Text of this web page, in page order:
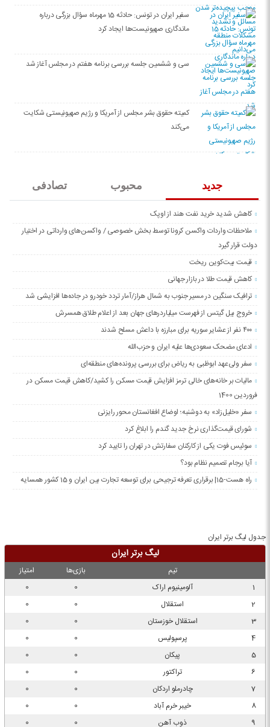
سفیر ایران در تونس: حادثه 15 مهرماه سؤال بزرگی درباره
ماندگاری صهیونیست‌ها ایجاد کرد
سی‌ و ششمین جلسه بررسی برنامه هفتم در مجلس آغاز شد
کمیته حقوق بشر مجلس از آمریکا و رژیم صهیونیستی شکایت
می‌کند
جدید محبوب تصادفی
کاهش شدید خرید نفت هند از اوپک
ملاحظات واردات واکسن کرونا توسط بخش خصوصی / واکسن‌های وارداتی در اختیار
دولت قرار گیرد
قیمت بیت‌کوین ریخت
کاهش قیمت طلا در بازار جهانی
ترافیک سنگین در مسیر جنوب به شمال هراز/آمار تردد خودرو در جاده‌ها افزایشی شد
خروج بیل گیتس از فهرست میلیاردرهای جهان بعد از اعلام طلاق همسرش
۴۰۰ نفر از عشایر سوریه برای مبارزه با داعش مسلح شدند
ادعای مضحک سعودی‌ها علیه ایران و حزب‌الله
سفر ولی‌عهد ابوظبی به ریاض برای بررسی پرونده‌های منطقه‌ای
مالیات بر خانه‌های خالی ترمز افزایش قیمت مسکن را کشید/کاهش قیمت مسکن در
فروردین 1400
سفر «خلیل‌زاد» به دوشنبه؛ اوضاع افغانستان محور رایزنی
شورای قیمت‌گذاری نرخ جدید گندم را ابلاغ کرد
سوئیس فوت یکی از کارکنان سفارتش در تهران را تایید کرد
آیا برجام تصمیم نظام بود؟
راه هست-15| برقراری تعرفه ترجیحی برای توسعه تجارت بین ایران و 15 کشور همسایه
جدول لیگ برتر ایران